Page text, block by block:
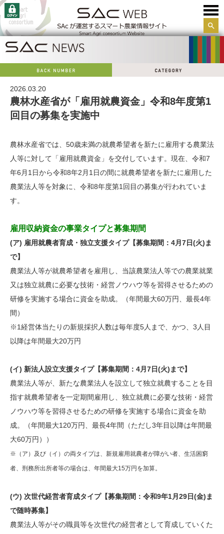
サイ
2026.03.20
農林水産省が「雇用就農資金」令和8年度第1
回目の募集を実施中
農林水産省では、50歳未満の就農希望者を新たに雇用する農業法
人等に対して「雇用就農資金」を交付しています。現在、令和7
年6月1日から令和8年2月1日の間に就農希望者を新たに雇用した
農業法人等を対象に、令和8年度第1回目の募集が行われていま
す。
雇用収納資金の事業タイプと募集期間
(ア) 雇用就農者育成・独立支援タイプ【募集期間：4月7日(火)ま
で】
農業法人等が就農希望者を雇用し、当該農業法人等での農業就業
又は独立就農に必要な技術・経営ノウハウ等を習得させるための
研修を実施する場合に資金を助成。（年間最大60万円、最長4年
間）
※1経営体当たりの新規採択人数は毎年度5人まで、かつ、3人目
以降は年間最大20万円
(イ) 新法人設立支援タイプ【募集期間：4月7日(火)まで】
農業法人等が、新たな農業法人を設立して独立就農することを目
指す就農希望者を一定期間雇用し、独立就農に必要な技術・経営
ノウハウ等を習得させるための研修を実施する場合に資金を助
成。（年間最大120万円、最長4年間（ただし3年目以降は年間最
大60万円））
※（ア）及び（イ）の両タイプは、新規雇用就農者が障がい者、生活困窮
者、刑務所出所者等の場合は、年間最大15万円を加算。
(ウ) 次世代経営者育成タイプ【募集期間：令和9年1月29日(金)ま
で随時募集】
農業法人等がその職員等を次世代の経営者として育成していくた